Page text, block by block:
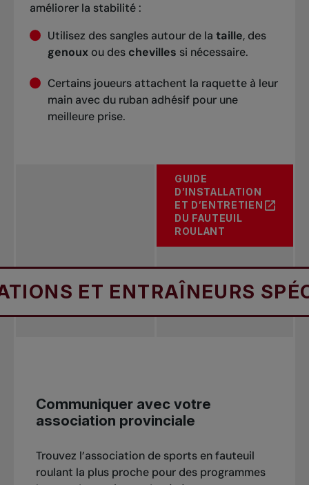
améliorer la stabilité :
Utilisez des sangles autour de la taille, des
genoux ou des chevilles si nécessaire.
Certains joueurs attachent la raquette à leur
main avec du ruban adhésif pour une
meilleure prise.
GUIDE
D’INSTALLATION
ET D’ENTRETIEN
DU FAUTEUIL
ROULANT
ENTRAÎNEURS
Communiquer avec votre
association provinciale
Trouvez l’association de sports en fauteuil
roulant la plus proche pour des programmes